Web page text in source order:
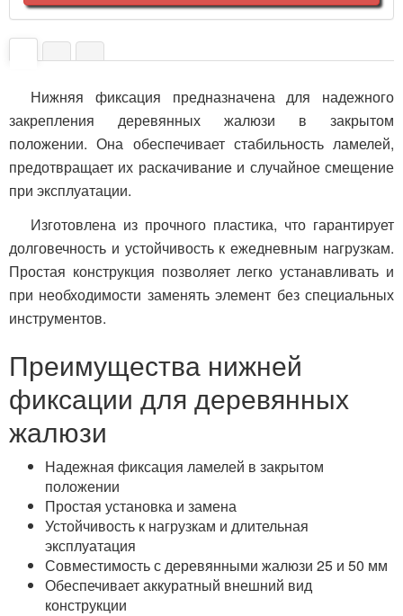
Нижняя фиксация предназначена для надежного
закрепления деревянных жалюзи в закрытом
положении. Она обеспечивает стабильность ламелей,
предотвращает их раскачивание и случайное смещение
при эксплуатации.
Изготовлена из прочного пластика, что гарантирует
долговечность и устойчивость к ежедневным нагрузкам.
Простая конструкция позволяет легко устанавливать и
при необходимости заменять элемент без специальных
инструментов.
Преимущества нижней
фиксации для деревянных
жалюзи
Надежная фиксация ламелей в закрытом
положении
Простая установка и замена
Устойчивость к нагрузкам и длительная
эксплуатация
Совместимость с деревянными жалюзи 25 и 50 мм
Обеспечивает аккуратный внешний вид
конструкции